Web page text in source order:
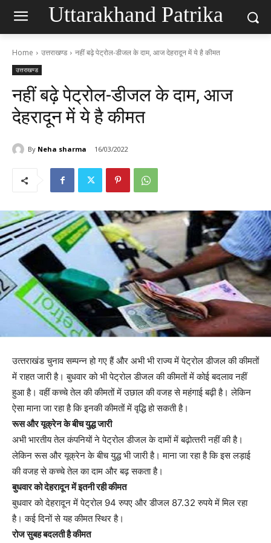
Uttarakhand Patrika
Home उत्तराखण्ड नहीं बढ़े पेट्रोल-डीजल के दाम, आज देहरादून में ये है कीमत
उत्तराखण्ड
नहीं बढ़े पेट्रोल-डीजल के दाम, आज
देहरादून में ये है कीमत
By Neha sharma 16/03/2022
उत्‍तराखंड चुनाव सम्‍पन्‍न हो गए हैं और अभी भी राज्‍य में पेट्रोल डीजल की कीमतों
में राहत जारी है। बुधवार को भी पेट्रोल डीजल की कीमतों में कोई बदलाव नहीं
हुआ है। वहीं कच्‍चे तेल की कीमतों में उछाल की वजह से महंगाई बढ़ी है। लेकिन
ऐसा माना जा रहा है कि इनकी कीमतों में वृद्धि हो सकती है।
रूस और यूक्रेन के बीच युद्ध जारी
अभी भारतीय तेल कंपनियों ने पेट्रोल डीजल के दामों में बढ़ोत्‍तरी नहीं की है।
लेकिन रूस और यूक्रेन के बीच युद्ध भी जारी है। माना जा रहा है कि इस लड़ाई
की वजह से कच्‍चे तेल का दाम और बढ़ सकता है।
बुधवार को देहरादून में इतनी रही कीमत
बुधवार को देहरादून में पेट्रोल 94 रुपए और डीजल 87.32 रुपये में मिल रहा
है। कई दिनों से यह कीमत स्थिर है।
रोज सुबह बदलती है कीमत